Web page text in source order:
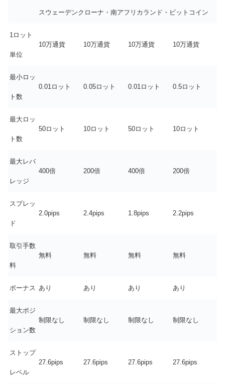
スウェーデンクローナ・南アフリカランド・ビットコイン
1ロット
単位
10万通貨 10万通貨 10万通貨 10万通貨
最小ロッ
ト数
0.01ロット 0.05ロット 0.01ロット 0.5ロット
最大ロッ
ト数
50ロット 10ロット 50ロット 10ロット
最大レバ
レッジ
400倍 200倍 400倍 200倍
スプレッ
ド
2.0pips 2.4pips 1.8pips 2.2pips
取引手数
料
無料 無料 無料 無料
ボーナス あり あり あり あり
最大ポジ
ション数
制限なし 制限なし 制限なし 制限なし
ストップ
レベル
27.6pips 27.6pips 27.6pips 27.6pips